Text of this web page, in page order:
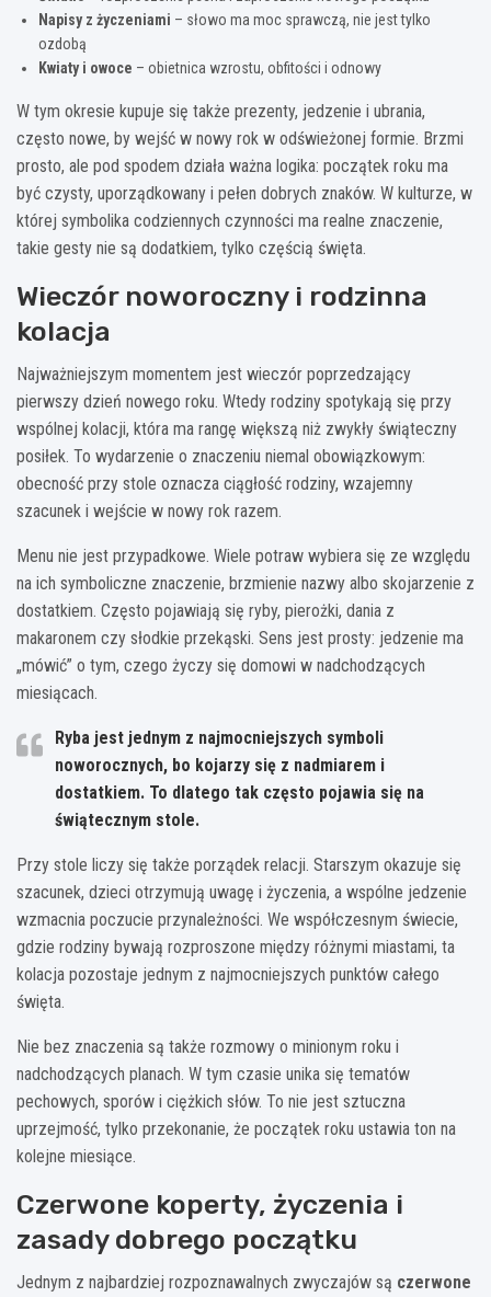
Napisy z życzeniami – słowo ma moc sprawczą, nie jest tylko
ozdobą
Kwiaty i owoce – obietnica wzrostu, obfitości i odnowy
W tym okresie kupuje się także prezenty, jedzenie i ubrania,
często nowe, by wejść w nowy rok w odświeżonej formie. Brzmi
prosto, ale pod spodem działa ważna logika: początek roku ma
być czysty, uporządkowany i pełen dobrych znaków. W kulturze, w
której symbolika codziennych czynności ma realne znaczenie,
takie gesty nie są dodatkiem, tylko częścią święta.
Wieczór noworoczny i rodzinna
kolacja
Najważniejszym momentem jest wieczór poprzedzający
pierwszy dzień nowego roku. Wtedy rodziny spotykają się przy
wspólnej kolacji, która ma rangę większą niż zwykły świąteczny
posiłek. To wydarzenie o znaczeniu niemal obowiązkowym:
obecność przy stole oznacza ciągłość rodziny, wzajemny
szacunek i wejście w nowy rok razem.
Menu nie jest przypadkowe. Wiele potraw wybiera się ze względu
na ich symboliczne znaczenie, brzmienie nazwy albo skojarzenie z
dostatkiem. Często pojawiają się ryby, pierożki, dania z
makaronem czy słodkie przekąski. Sens jest prosty: jedzenie ma
„mówić” o tym, czego życzy się domowi w nadchodzących
miesiącach.
Ryba jest jednym z najmocniejszych symboli
noworocznych, bo kojarzy się z nadmiarem i
dostatkiem. To dlatego tak często pojawia się na
świątecznym stole.
Przy stole liczy się także porządek relacji. Starszym okazuje się
szacunek, dzieci otrzymują uwagę i życzenia, a wspólne jedzenie
wzmacnia poczucie przynależności. We współczesnym świecie,
gdzie rodziny bywają rozproszone między różnymi miastami, ta
kolacja pozostaje jednym z najmocniejszych punktów całego
święta.
Nie bez znaczenia są także rozmowy o minionym roku i
nadchodzących planach. W tym czasie unika się tematów
pechowych, sporów i ciężkich słów. To nie jest sztuczna
uprzejmość, tylko przekonanie, że początek roku ustawia ton na
kolejne miesiące.
Czerwone koperty, życzenia i
zasady dobrego początku
Jednym z najbardziej rozpoznawalnych zwyczajów są czerwone